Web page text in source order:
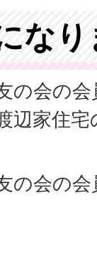
な
の会の
辺家住
の会の